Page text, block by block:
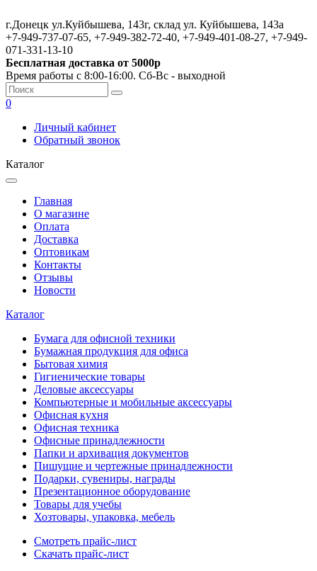
г.Донецк ул.Куйбышева, 143г, склад ул. Куйбышева, 143а
+7-949-737-07-65, +7-949-382-72-40, +7-949-401-08-27, +7-949-
071-331-13-10
Бесплатная доставка от 5000р
Время работы с 8:00-16:00. Сб-Вс - выходной
0
Личный кабинет
Обратный звонок
Каталог
Главная
О магазине
Оплата
Доставка
Оптовикам
Контакты
Отзывы
Новости
Каталог
Бумага для офисной техники
Бумажная продукция для офиса
Бытовая химия
Гигиенические товары
Деловые аксессуары
Компьютерные и мобильные аксессуары
Офисная кухня
Офисная техника
Офисные принадлежности
Папки и архивация документов
Пишущие и чертежные принадлежности
Подарки, сувениры, награды
Презентационное оборудование
Товары для учебы
Хозтовары, упаковка, мебель
Смотреть прайс-лист
Скачать прайс-лист